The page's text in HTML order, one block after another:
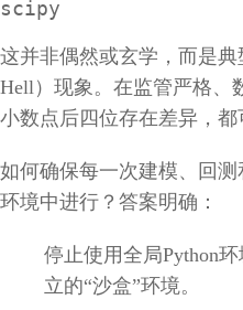
scipy
这并非偶然或玄学，而是典
Hell）现象。在监管严格、
小数点后四位存在差异，都
如何确保每一次建模、回
环境中进行？答案明确：
停止使用全局Python
立的“沙盒”环境。